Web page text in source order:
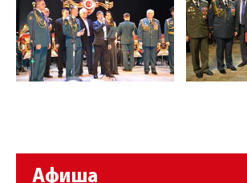
Афиша